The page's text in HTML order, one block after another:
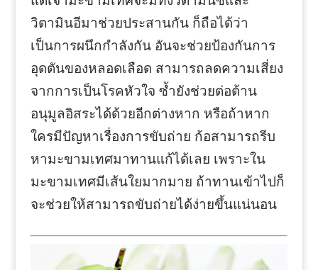
วิตามินอีมาช่วยประสานกัน ก็ถือได้ว่า
เป็นการผนึกกำลังกัน อันจะช่วยป้องกันการ
อุดตันของหลอดเลือด สามารถลดความเสี่ยง
จากการเป็นโรคหัวใจ ซ้ำยังช่วยต่อต้าน
อนุมูลอิสระได้ด้วยอีกต่างหาก หรือถ้าหาก
ใครมีปัญหาเรื่องการขับถ่าย ก้อสามารถรีบ
หามะขามเทศมาทานแก้ได้เลย เพราะใน
มะขามเทศมีเส้นใยมากมาย ถ้าทานเข้าไปก็
จะช่วยให้สามารถขับถ่ายได้ง่ายขึ้นแน่นอน